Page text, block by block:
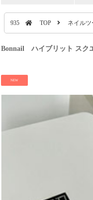
935 TOP ネイルツ
Bonnail ハイブリット スク
NEW